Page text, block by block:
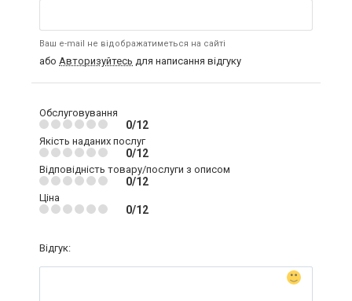
Ваш e-mail не відображатиметься на сайті
або Авторизуйтесь для написання відгуку
Обслуговування
0/12
Якість наданих послуг
0/12
Відповідність товару/послуги з описом
0/12
Ціна
0/12
Відгук: